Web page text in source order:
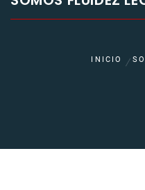
INICIO